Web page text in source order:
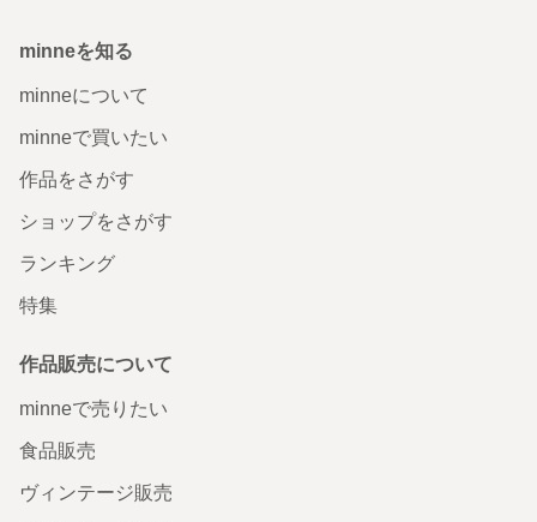
minneを知る
minneについて
minneで買いたい
作品をさがす
ショップをさがす
ランキング
特集
作品販売について
minneで売りたい
食品販売
ヴィンテージ販売